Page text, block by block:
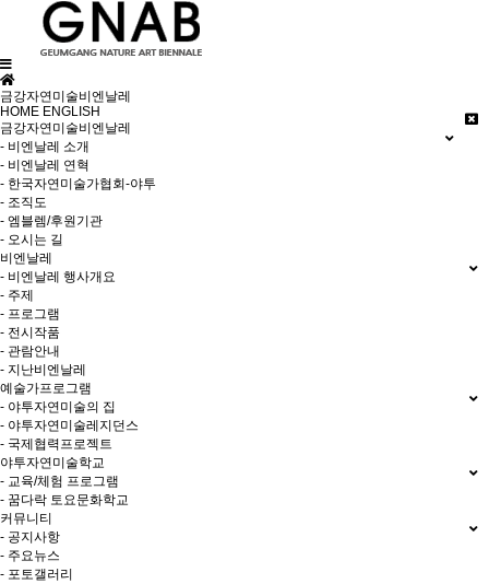
금강자연미술비엔날레
HOME ENGLISH
금강자연미술비엔날레
- 비엔날레 소개
- 비엔날레 연혁
- 한국자연미술가협회-야투
- 조직도
- 엠블렘/후원기관
- 오시는 길
비엔날레
- 비엔날레 행사개요
- 주제
- 프로그램
- 전시작품
- 관람안내
- 지난비엔날레
예술가프로그램
- 야투자연미술의 집
- 야투자연미술레지던스
- 국제협력프로젝트
야투자연미술학교
- 교육/체험 프로그램
- 꿈다락 토요문화학교
커뮤니티
- 공지사항
- 주요뉴스
- 포토갤러리